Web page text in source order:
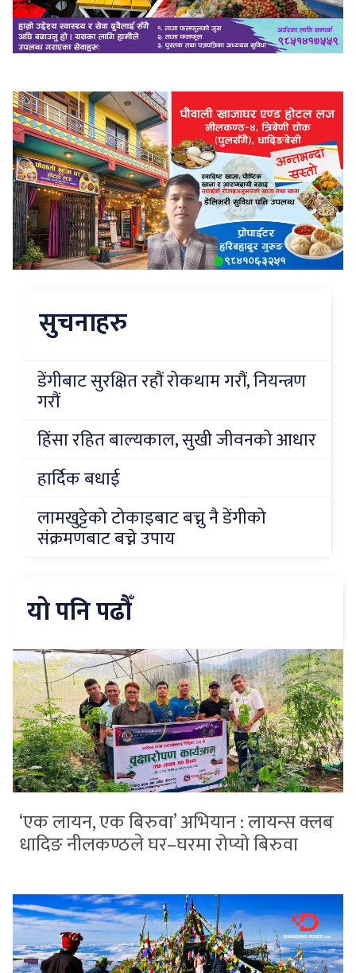
सुचनाहरु
डेंगीबाट सुरक्षित रहौं रोकथाम गरौं, नियन्त्रण
गरौं
हिंसा रहित बाल्यकाल, सुखी जीवनको आधार
हार्दिक बधाई
लामखुट्टेको टोकाइबाट बच्नु नै डेंगीको
संक्रमणबाट बच्ने उपाय
यो पनि पढौँ
‘एक लायन, एक बिरुवा’ अभियान : लायन्स क्लब
धादिङ नीलकण्ठले घर–घरमा रोप्यो बिरुवा